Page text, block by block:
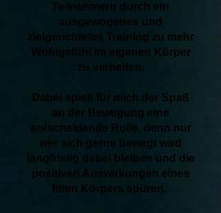
Teilnehmern durch ein
ausgewogenes und
zielgerichtetes Training zu mehr
Wohlgefühl im eigenen Körper
zu verhelfen.
Dabei spielt für mich der Spaß
an der Bewegung eine
entscheidende Rolle, denn nur
wer sich gerne bewegt wird
langfristig dabei bleiben und die
positiven Auswirkungen eines
fitten Körpers spüren.